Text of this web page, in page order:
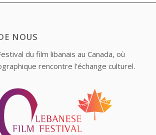
NOUS
du film libanais au Canada, où
rencontre l’échange culturel.